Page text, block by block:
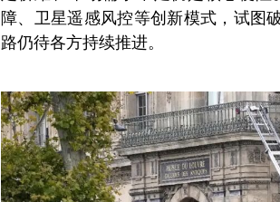
障、卫星遥感风控等创新模式，试图
路仍待各方持续推进。